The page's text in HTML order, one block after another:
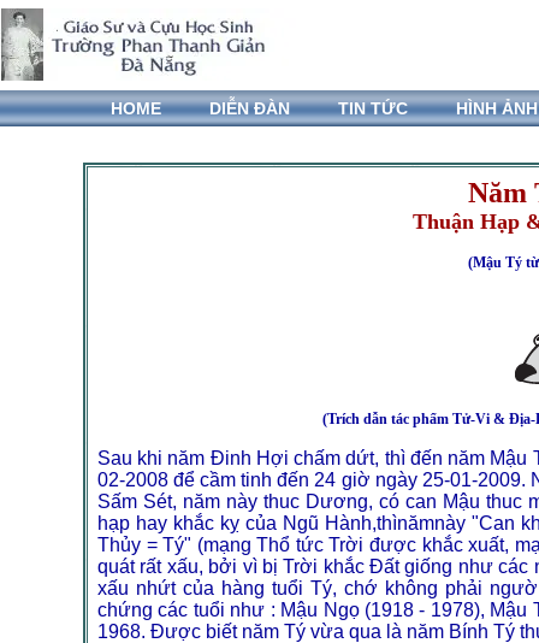
HOME DIỄN ĐÀN TIN TỨC HÌNH ẢNH
Năm
Thuận Hạp
(Mậu Tý từ
(Trích dẫn tác phẩm Tử-Vi &
Sau khi năm Đinh Hợi chấm dứt, thì đến năm
02-2008 để cầm tinh đến 24 giờ ngày 25-01-
Sấm Sét, năm này thuc Dương, có can Mậu thuc
hạp hay khắc kỵ của Ngũ Hành,thìnămnày "Can
Thủy = Tý" (mạng Thổ tức Trời được khắc xuất,
quát rất xấu, bởi vì bị Trời khắc Đất giống như các
xấu nhứt của hàng tuổi Tý, chớ không phải
chứng các tuổi như : Mậu Ngọ (1918 - 1978), Mậu
1968. Được biết năm Tý vừa qua là năm Bính Tý